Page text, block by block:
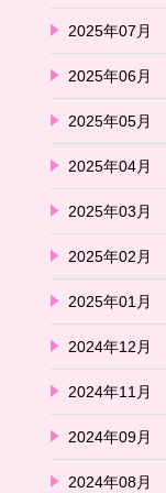
2025年07月
2025年06月
2025年05月
2025年04月
2025年03月
2025年02月
2025年01月
2024年12月
2024年11月
2024年09月
2024年08月